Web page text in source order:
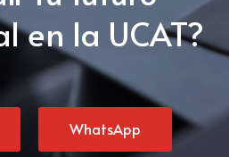
en la UCAT?
WhatsApp